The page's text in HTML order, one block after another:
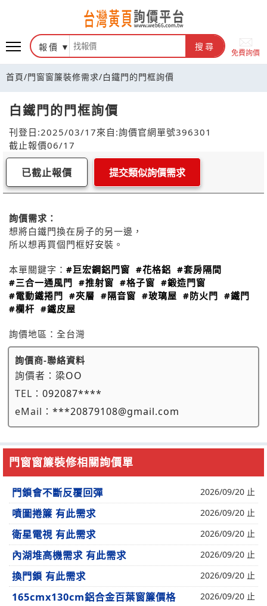
報價 搜尋
免費詢價
首頁/門窗窗簾裝修需求/白鐵門的門框詢價
白鐵門的門框詢價
刊登日:2025/03/17來自:詢價官網單號396301
截止報價06/17
已截止報價 提交類似詢價需求
詢價需求：
想將白鐵門換在房子的另一邊，
所以想再買個門框好安裝。
本單關鍵字： #巨宏鋼鋁門窗 #花格鋁 #套房隔間
#三合一通風門 #推射窗 #格子窗 #鍛造門窗
#電動鐵捲門 #夾層 #隔音窗 #玻璃屋 #防火門 #鐵門
#欄杆 #鐵皮屋
詢價地區： 全台灣
詢價商-聯絡資料
詢價者： 梁OO
TEL： 092087****
eMail： ***20879108@gmail.com
門窗窗簾裝修相關詢價單
門鎖會不斷反覆回彈 2026/09/20 止
噴圖捲簾 有此需求 2026/09/20 止
衛星電視 有此需求 2026/09/20 止
內湖堆高機需求 有此需求 2026/09/20 止
換門鎖 有此需求 2026/09/20 止
165cmx130cm鋁合金百葉窗簾價格 2026/09/20 止